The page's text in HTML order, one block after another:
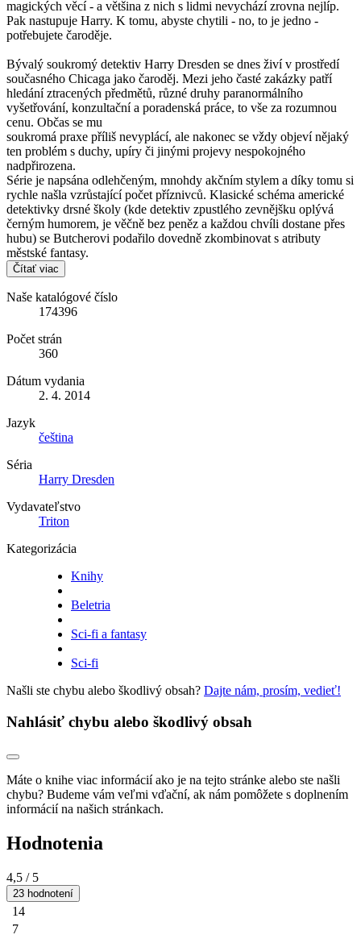
magických věcí - a většina z nich s lidmi nevychází zrovna nejlíp.
Pak nastupuje Harry. K tomu, abyste chytili - no, to je jedno -
potřebujete čaroděje.
Bývalý soukromý detektiv Harry Dresden se dnes živí v prostředí
současného Chicaga jako čaroděj. Mezi jeho časté zakázky patří
hledání ztracených předmětů, různé druhy paranormálního
vyšetřování, konzultační a poradenská práce, to vše za rozumnou
cenu. Občas se mu
soukromá praxe příliš nevyplácí, ale nakonec se vždy objeví nějaký
ten problém s duchy, upíry či jinými projevy nespokojného
nadpřirozena.
Série je napsána odlehčeným, mnohdy akčním stylem a díky tomu si
rychle našla vzrůstající počet příznivců. Klasické schéma americké
detektivky drsné školy (kde detektiv zpustlého zevnějšku oplývá
černým humorem, je věčně bez peněz a každou chvíli dostane přes
hubu) se Butcherovi podařilo dovedně zkombinovat s atributy
městské fantasy.
Čítať viac
Naše katalógové číslo
174396
Počet strán
360
Dátum vydania
2. 4. 2014
Jazyk
čeština
Séria
Harry Dresden
Vydavateľstvo
Triton
Kategorizácia
Knihy
Beletria
Sci-fi a fantasy
Sci-fi
Našli ste chybu alebo škodlivý obsah? Dajte nám, prosím, vedieť!
Nahlásiť chybu alebo škodlivý obsah
Máte o knihe viac informácií ako je na tejto stránke alebo ste našli
chybu? Budeme vám veľmi vďační, ak nám pomôžete s doplnením
informácií na našich stránkach.
Hodnotenia
4,5 / 5
23 hodnotení
14
7